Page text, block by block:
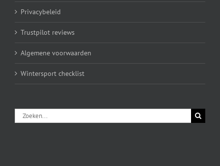
Privacybeleid
Trustpilot reviews
Algemene voorwaarden
Wintersport checklist
Zoeken
naar: